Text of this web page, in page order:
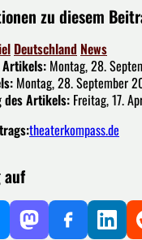
zu diesem
Deutschland News
Artikels: Montag, 28.
Montag, 28. September
des Artikels: Freitag, 17.
theaterkompass.de
auf